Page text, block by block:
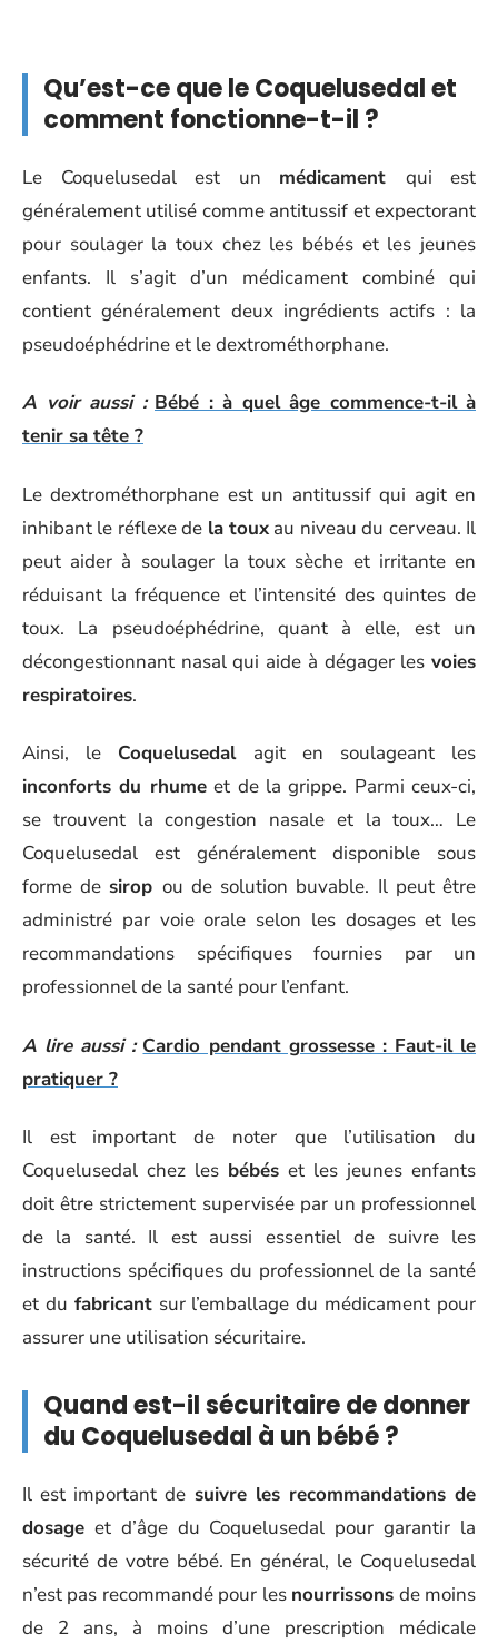
Qu’est-ce que le Coquelusedal et
comment fonctionne-t-il ?
Le Coquelusedal est un médicament qui est
généralement utilisé comme antitussif et expectorant
pour soulager la toux chez les bébés et les jeunes
enfants. Il s’agit d’un médicament combiné qui
contient généralement deux ingrédients actifs : la
pseudoéphédrine et le dextrométhorphane.
A voir aussi : Bébé : à quel âge commence-t-il à
tenir sa tête ?
Le dextrométhorphane est un antitussif qui agit en
inhibant le réflexe de la toux au niveau du cerveau. Il
peut aider à soulager la toux sèche et irritante en
réduisant la fréquence et l’intensité des quintes de
toux. La pseudoéphédrine, quant à elle, est un
décongestionnant nasal qui aide à dégager les voies
respiratoires.
Ainsi, le Coquelusedal agit en soulageant les
inconforts du rhumeet de la grippe. Parmi ceux-ci,
se trouvent la congestion nasale et la toux… Le
Coquelusedal est généralement disponible sous
forme de sirop ou de solution buvable. Il peut être
administré par voie orale selon les dosages et les
recommandations spécifiques fournies par un
professionnel de la santé pour l’enfant.
A lire aussi : Cardio pendant grossesse : Faut-il le
pratiquer ?
Il est important de noter que l’utilisation du
Coquelusedal chez les bébéset les jeunes enfants
doit être strictement supervisée par un professionnel
de la santé. Il est aussi essentiel de suivre les
instructions spécifiques du professionnel de la santé
et du fabricantsur l’emballage du médicament pour
assurer une utilisation sécuritaire.
Quand est-il sécuritaire de donner
du Coquelusedal à un bébé ?
Il est important de suivre les recommandations de
dosage et d’âge du Coquelusedal pour garantir la
sécurité de votre bébé. En général, le Coquelusedal
n’est pas recommandé pour les nourrissons de moins
de 2 ans, à moins d’une prescription médicale